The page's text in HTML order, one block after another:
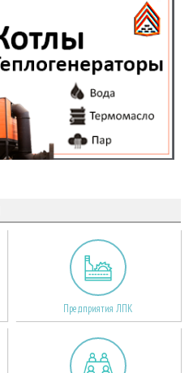
Предприятия ЛПК